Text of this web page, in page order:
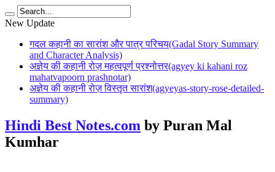
New Update
गदल कहानी का सारांश और पात्र परिचय(Gadal Story Summary
and Character Analysis)
अज्ञेय की कहानी रोज़ महत्वपूर्ण प्रश्नोत्तर(agyey ki kahani roz
mahatvapoorn prashnotar)
अज्ञेय की कहानी रोज़ विस्तृत सारांश(agyeyas-story-rose-detailed-
summary)
Hindi Best Notes.com by Puran Mal
Kumhar